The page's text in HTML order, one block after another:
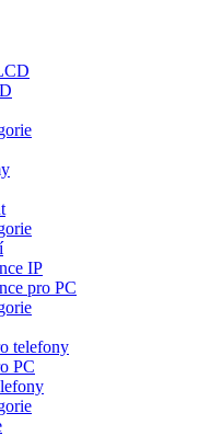
IP
pro PC
telefony
PC